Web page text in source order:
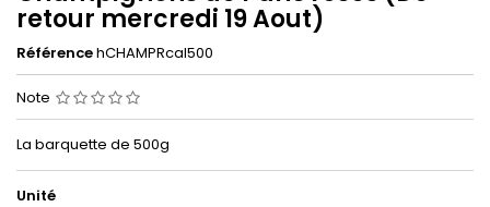
retour mercredi 19 Aout)
RéférencehCHAMPRcal500
Note
La barquette de 500g
Unité